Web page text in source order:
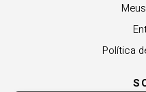
Política